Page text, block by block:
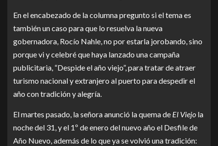
En el encabezado de la columna pregunto si el tema es
también un caso para que lo resuelva la nueva
gobernadora, Rocío Nahle, no por estarla jorobando, sino
porque vi y celebré que haya lanzado una campaña
publicitaria, “Despide el año viejo”, para tratar de atraer
turismo nacional y extranjero al puerto para despedir el
año con tradición y alegría.
El martes pasado, la señora anunció la quema de El Viejo la
noche del 31, y el 1º de enero del nuevo año el Desfile de
Año Nuevo, además de lo que ya se volvió una tradición: